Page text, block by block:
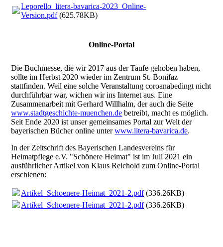
Leporello_litera-bavarica-2023_Online-
Version.pdf(625.78KB)
Online-Portal
Die Buchmesse, die wir 2017 aus der Taufe gehoben haben,
sollte im Herbst 2020 wieder im Zentrum St. Bonifaz
stattfinden. Weil eine solche Veranstaltung coroanabedingt nicht
durchführbar war, wichen wir ins Internet aus. Eine
Zusammenarbeit mit Gerhard Willhalm, der auch die Seite
www.stadtgeschichte-muenchen.de betreibt, macht es möglich.
Seit Ende 2020 ist unser gemeinsames Portal zur Welt der
bayerischen Bücher online unterwww.litera-bavarica.de.
In der Zeitschrift des Bayerischen Landesvereins für
Heimatpflege e.V. "Schönere Heimat" ist im Juli 2021 ein
ausführlicher Artikel von Klaus Reichold zum Online-Portal
erschienen:
Artikel_Schoenere-Heimat_2021-2.pdf(336.26KB)
Artikel_Schoenere-Heimat_2021-2.pdf(336.26KB)